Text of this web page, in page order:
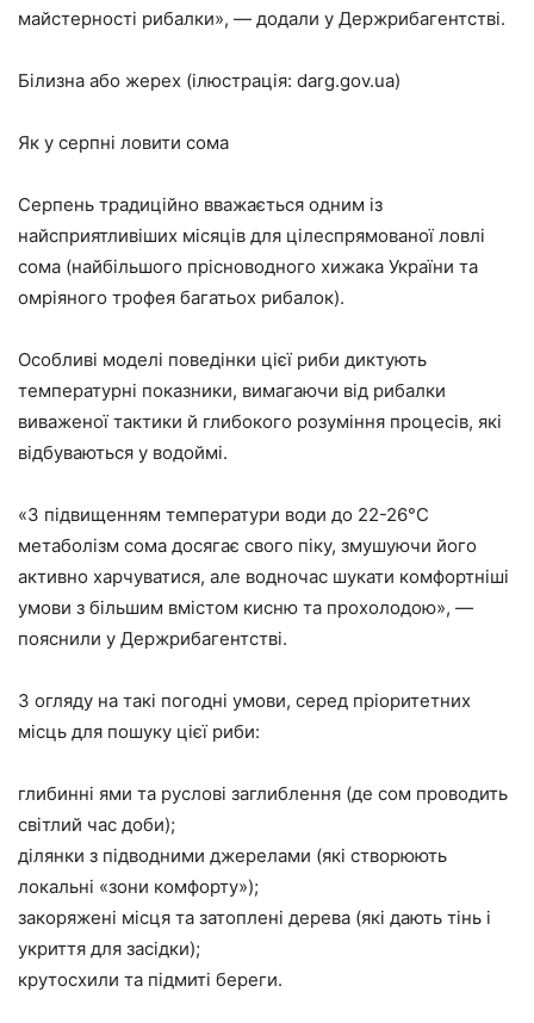
майстерності рибалки», — додали у Держрибагентстві.
Білизна або жерех (ілюстрація: darg.gov.ua)
Як у серпні ловити сома
Серпень традиційно вважається одним із
найсприятливіших місяців для цілеспрямованої ловлі
сома (найбільшого прісноводного хижака України та
омріяного трофея багатьох рибалок).
Особливі моделі поведінки цієї риби диктують
температурні показники, вимагаючи від рибалки
виваженої тактики й глибокого розуміння процесів, які
відбуваються у водоймі.
«З підвищенням температури води до 22-26°C
метаболізм сома досягає свого піку, змушуючи його
активно харчуватися, але водночас шукати комфортніші
умови з більшим вмістом кисню та прохолодою», —
пояснили у Держрибагентстві.
З огляду на такі погодні умови, серед пріоритетних
місць для пошуку цієї риби:
глибинні ями та руслові заглиблення (де сом проводить
світлий час доби);
ділянки з підводними джерелами (які створюють
локальні «зони комфорту»);
закоряжені місця та затоплені дерева (які дають тінь і
укриття для засідки);
крутосхили та підмиті береги.